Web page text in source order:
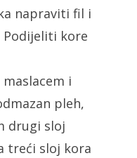
napraviti fil i
Podijeliti kore
i
pleh,
drugi sloj
treći sloj kora